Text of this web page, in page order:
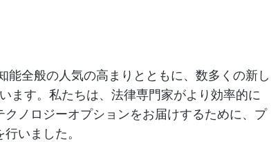
全般の人気の高まりとともに、数多くの新し
ます。私たちは、法律専門家がより効率的に
ノロジーオプションをお届けするために、プ
いました。